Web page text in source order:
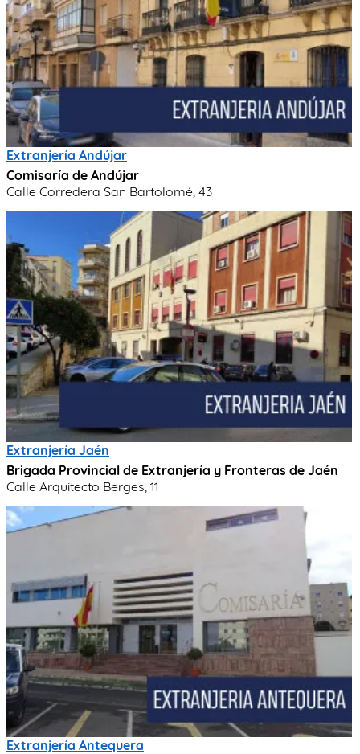
Extranjería Andújar
Comisaría de Andújar
Calle Corredera San Bartolomé, 43
Extranjería Jaén
Brigada Provincial de Extranjería y Fronteras de Jaén
Calle Arquitecto Berges, 11
Extranjería Antequera